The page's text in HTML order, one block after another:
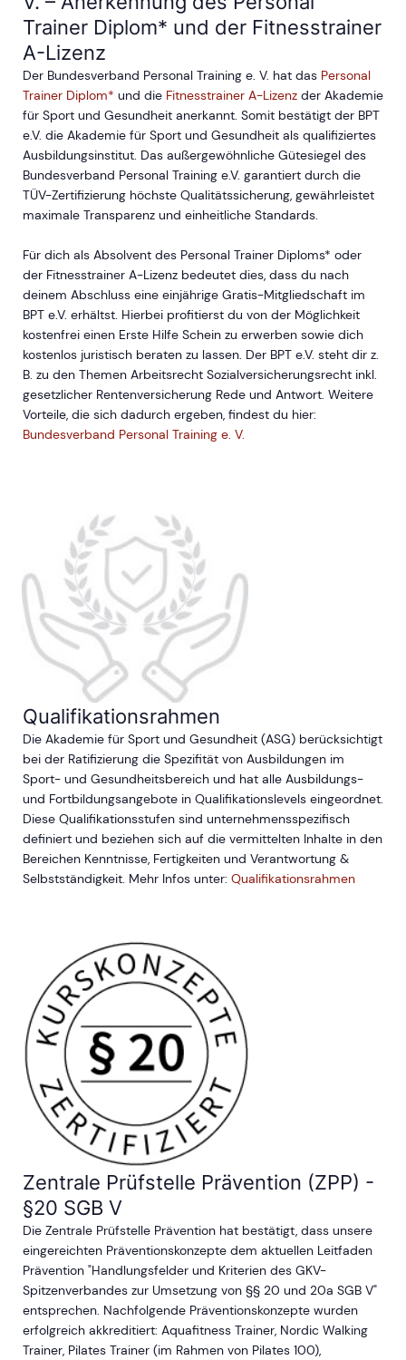
Trainer Diplom* und der Fitnesstrainer
A-Lizenz
Der Bundesverband Personal Training e. V. hat das Personal
Trainer Diplom* und die Fitnesstrainer A-Lizenz der Akademie
für Sport und Gesundheit anerkannt. Somit bestätigt der BPT
e.V. die Akademie für Sport und Gesundheit als qualifiziertes
Ausbildungsinstitut. Das außergewöhnliche Gütesiegel des
Bundesverband Personal Training e.V. garantiert durch die
TÜV-Zertifizierung höchste Qualitätssicherung, gewährleistet
maximale Transparenz und einheitliche Standards.
Für dich als Absolvent des Personal Trainer Diploms* oder
der Fitnesstrainer A-Lizenz bedeutet dies, dass du nach
deinem Abschluss eine einjährige Gratis-Mitgliedschaft im
BPT e.V. erhältst. Hierbei profitierst du von der Möglichkeit
kostenfrei einen Erste Hilfe Schein zu erwerben sowie dich
kostenlos juristisch beraten zu lassen. Der BPT e.V. steht dir z.
B. zu den Themen Arbeitsrecht Sozialversicherungsrecht inkl.
gesetzlicher Rentenversicherung Rede und Antwort. Weitere
Vorteile, die sich dadurch ergeben, findest du hier:
Bundesverband Personal Training e. V.
Qualifikationsrahmen
Die Akademie für Sport und Gesundheit (ASG) berücksichtigt
bei der Ratifizierung die Spezifität von Ausbildungen im
Sport- und Gesundheitsbereich und hat alle Ausbildungs-
und Fortbildungsangebote in Qualifikationslevels eingeordnet.
Diese Qualifikationsstufen sind unternehmensspezifisch
definiert und beziehen sich auf die vermittelten Inhalte in den
Bereichen Kenntnisse, Fertigkeiten und Verantwortung &
Selbstständigkeit. Mehr Infos unter: Qualifikationsrahmen
Zentrale Prüfstelle Prävention (ZPP) -
§20 SGB V
Die Zentrale Prüfstelle Prävention hat bestätigt, dass unsere
eingereichten Präventionskonzepte dem aktuellen Leitfaden
Prävention "Handlungsfelder und Kriterien des GKV-
Spitzenverbandes zur Umsetzung von §§ 20 und 20a SGB V"
entsprechen. Nachfolgende Präventionskonzepte wurden
erfolgreich akkreditiert: Aquafitness Trainer, Nordic Walking
Trainer, Pilates Trainer (im Rahmen von Pilates 100),